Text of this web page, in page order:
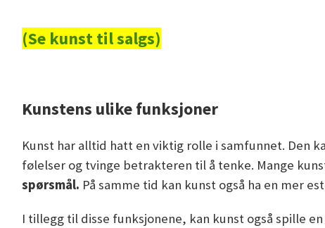
(Se kunst til salgs)
Kunstens ulike funksjoner
Kunst har alltid hatt en viktig rolle i samfunnet. Den
følelser og tvinge betrakteren til å tenke. Mange
spørsmål. På samme tid kan kunst også ha en mer
I tillegg til disse funksjonene, kan kunst også spille